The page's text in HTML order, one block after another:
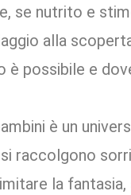
se nutrito e
alla
possibile e
è un
raccolgono
la